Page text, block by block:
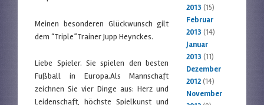
Meinen besonderen Glückwunsch gilt
dem “Triple”Trainer Jupp Heynckes.
Liebe Spieler. Sie spielen den besten
Fußball in Europa.Als Mannschaft
zeichnen Sie vier Dinge aus: Herz und
Leidenschaft, höchste Spielkunst und
2013 (15)
Februar
2013 (14)
Januar
2013 (11)
Dezember
2012(14)
November